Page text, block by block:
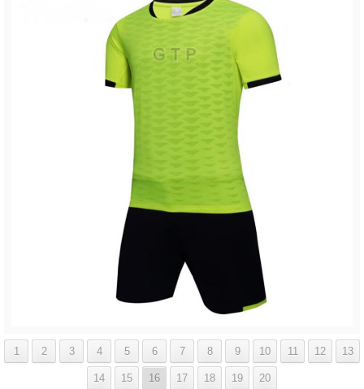
1 2 3 4 5 6 7 8 9 10 11 12 13
14 15 16 17 18 19 20